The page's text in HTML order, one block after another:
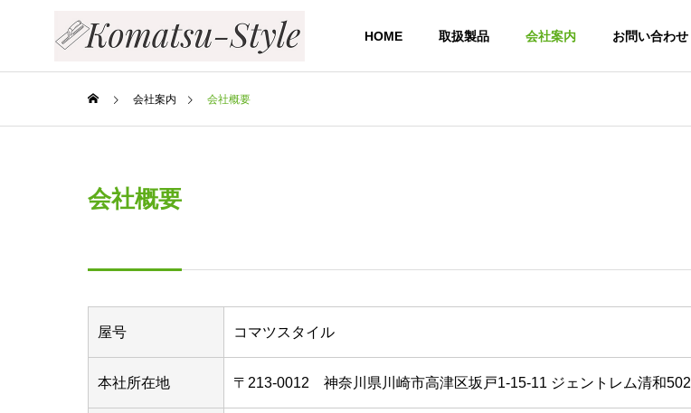
HOME 取扱製品 会社案内 お問い合わせ
会社案内 会社概要
会社概要
屋号 コマツスタイル
本社所在地 〒213-0012 神奈川県川崎市高津区坂戸1-15-11 ジェントレム清和502